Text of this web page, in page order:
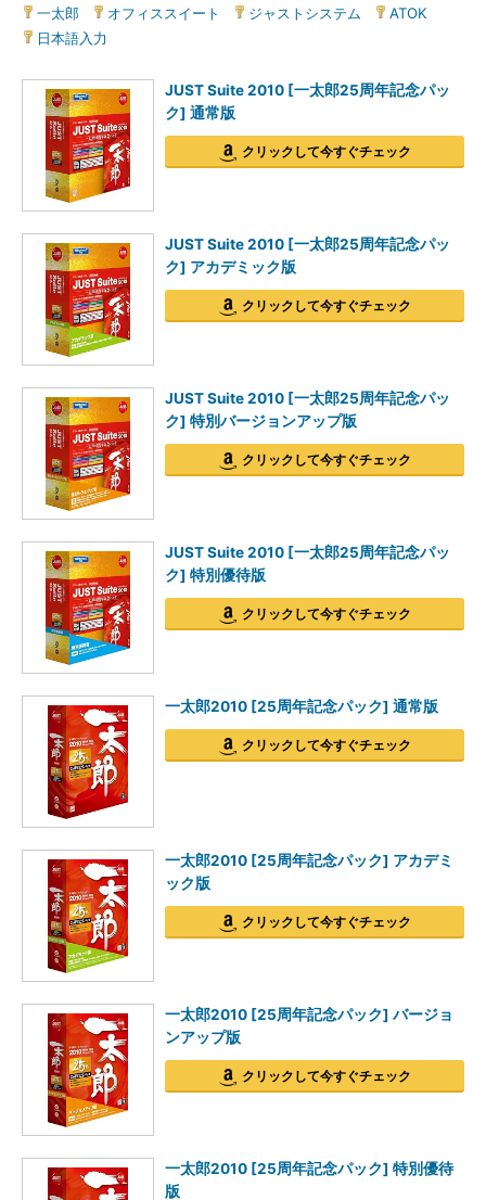
一太郎 オフィススイート ジャストシステム ATOK
日本語入力
JUST Suite 2010 [一太郎25周年記念パッ
ク] 通常版
クリックして今すぐチェック
JUST Suite 2010 [一太郎25周年記念パッ
ク] アカデミック版
クリックして今すぐチェック
JUST Suite 2010 [一太郎25周年記念パッ
ク] 特別バージョンアップ版
クリックして今すぐチェック
JUST Suite 2010 [一太郎25周年記念パッ
ク] 特別優待版
クリックして今すぐチェック
一太郎2010 [25周年記念パック] 通常版
クリックして今すぐチェック
一太郎2010 [25周年記念パック] アカデミ
ック版
クリックして今すぐチェック
一太郎2010 [25周年記念パック] バージョ
ンアップ版
クリックして今すぐチェック
一太郎2010 [25周年記念パック] 特別優待
版